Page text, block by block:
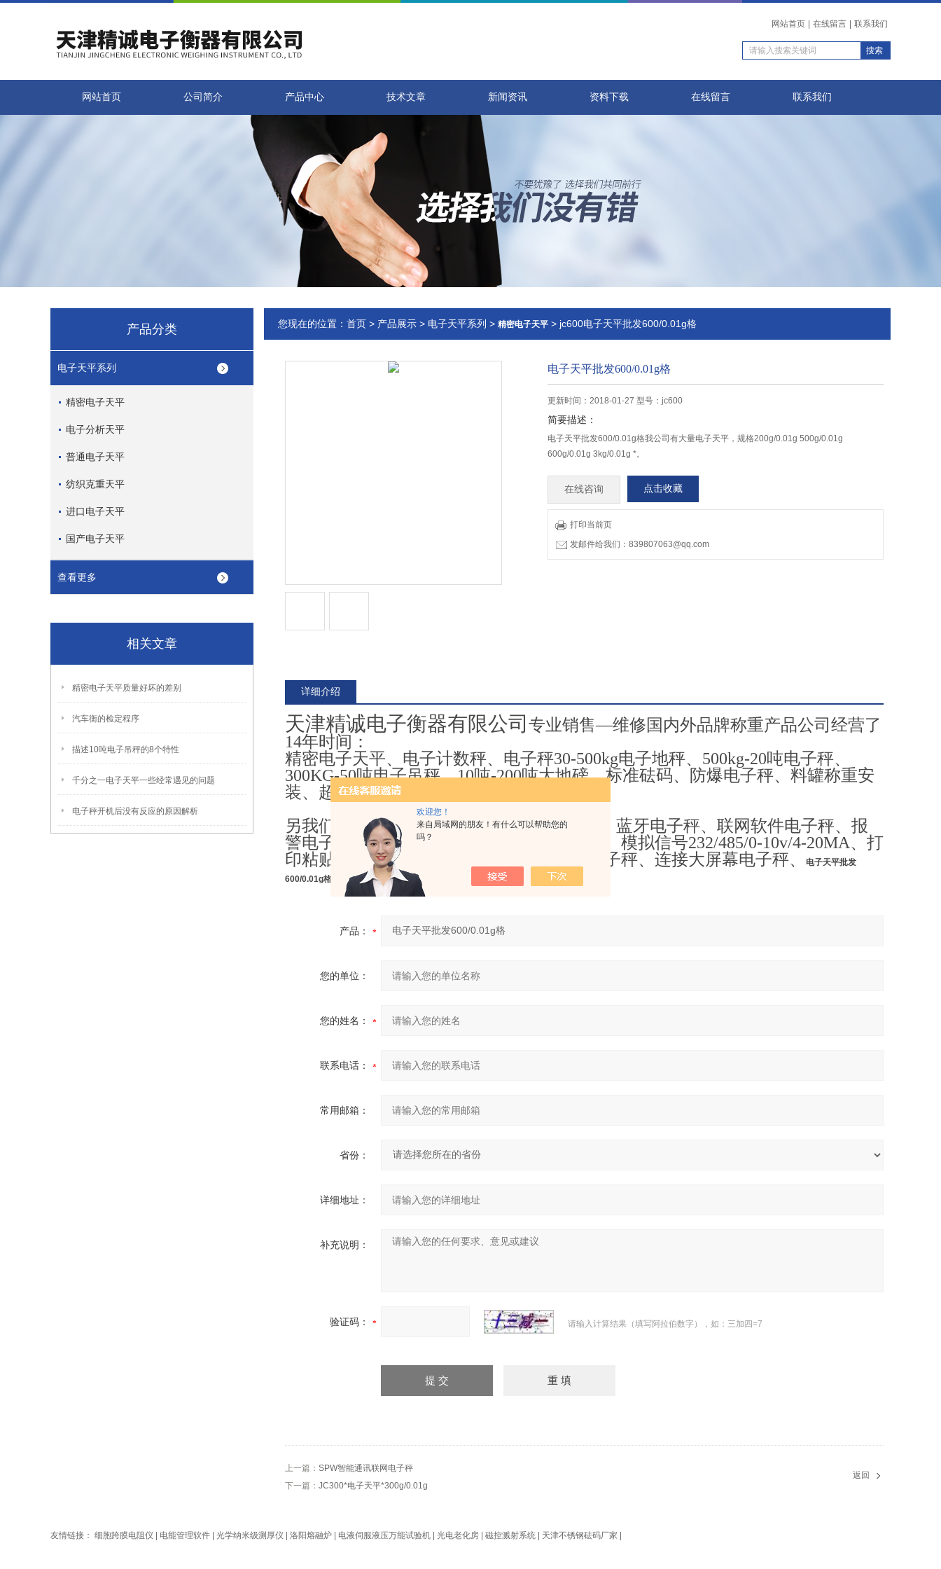
欢迎您！
来自局域网的朋友！有什么可以帮助您的
吗？
网站首页 在线留言 联系我们
网站首页 公司简介 产品中心 技术文章 新闻资讯 资料下载 在线留言 联系我们
产品分类
电子天平系列
精密电子天平
电子分析天平
普通电子天平
纺织克重天平
进口电子天平
国产电子天平
查看更多
相关文章
精密电子天平质量好坏的差别
汽车衡的检定程序
描述10吨电子吊秤的8个特性
千分之一电子天平一些经常遇见的问题
电子秤开机后没有反应的原因解析
您现在的位置： 首页 > 产品展示 > 电子天平系列 > 精密电子天平 > jc600电子天平批发600/0.01g格
电子天平批发600/0.01g格
更新时间：2018-01-27 型号：jc600
简要描述：
电子天平批发600/0.01g格我公司有大量电子天平，规格200g/0.01g 500g/0.01g
600g/0.01g 3kg/0.01g *。
在线咨询 点击收藏
打印当前页
发邮件给我们：839807063@qq.com
详细介绍
天津精诚电子衡器有限公司 专业销售—维修国内外品牌称重产品公司经营了
14年时间：
精密电子天平、电子计数秤、 电子秤30-500kg电子地秤、500kg-20吨电子秤、
300KG-50吨电子吊秤、10吨-200吨大地磅、标准砝码、防爆电子秤、料罐称重安
装、超市打印电子秤
另我们有非标功能电子秤：U盘存储电子秤、蓝牙电子秤、联网软件电子秤、报
警电子秤、工控设备电子秤、配料控制系统、模拟信号232/485/0-10v/4-20MA、打
印粘贴标签存储电子秤、数据直传计算机电子秤、连接大屏幕电子秤、
电子天平批发
600/0.01g格
产品：
您的单位：
您的姓名：
联系电话：
常用邮箱：
省份：
详细地址：
补充说明：
验证码： 请输入计算结果（填写阿拉伯数字），如：三加四=7
上一篇： SPW智能通讯联网电子秤
下一篇： JC300*电子天平*300g/0.01g
返回
友情链接： 细胞跨膜电阻仪 电能管理软件 光学纳米级测厚仪 洛阳熔融炉 电液伺服液压万能试验机 光电老化房 磁控溅射系统 天津不锈钢砝码厂家